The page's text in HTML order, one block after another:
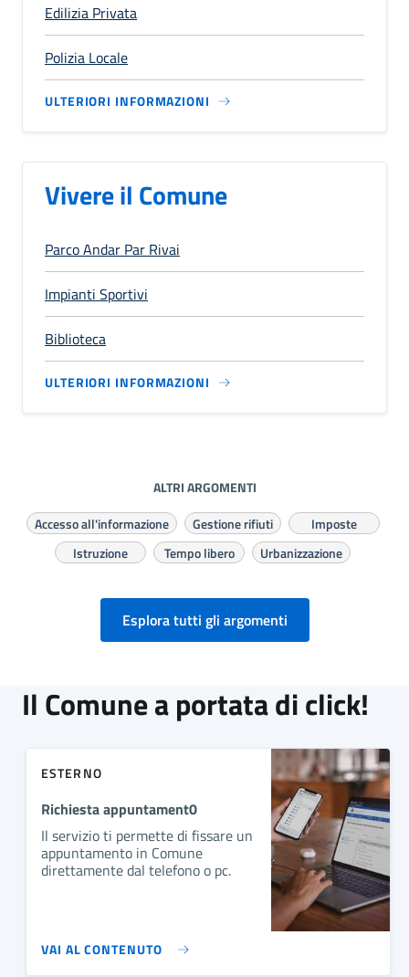
Edilizia Privata
Polizia Locale
ULTERIORI INFORMAZIONI
Vivere il Comune
Parco Andar Par Rivai
Impianti Sportivi
Biblioteca
ULTERIORI INFORMAZIONI
ALTRI ARGOMENTI
Accesso all'informazione
Gestione rifiuti
Imposte
Istruzione
Tempo libero Urbanizzazione
Esplora tutti gli argomenti
Il Comune a portata di click!
ESTERNO
Richiesta appuntament0
Il servizio ti permette di fissare un
appuntamento in Comune
direttamente dal telefono o pc.
VAI AL CONTENUTO